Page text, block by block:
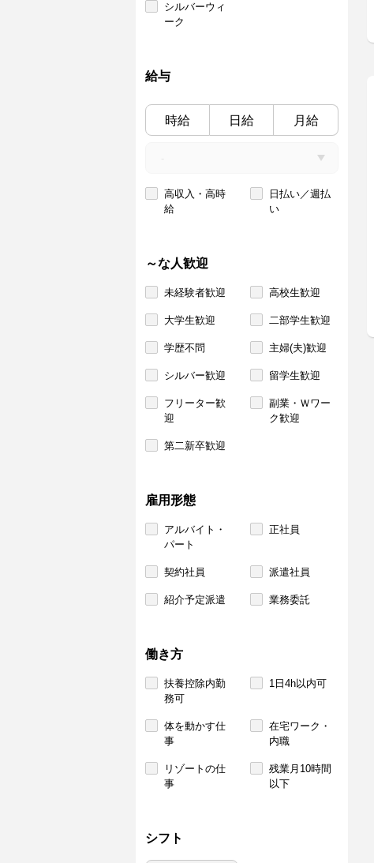
シルバーウィ
ーク
給与
時給 日給 月給
高収入・高時
給
日払い／週払
い
～な人歓迎
未経験者歓迎 高校生歓迎
大学生歓迎 二部学生歓迎
学歴不問 主婦(夫)歓迎
シルバー歓迎 留学生歓迎
フリーター歓
迎
副業・Ｗワー
ク歓迎
第二新卒歓迎
雇用形態
アルバイト・
パート
正社員
契約社員 派遣社員
紹介予定派遣 業務委託
働き方
扶養控除内勤
務可
1日4h以内可
体を動かす仕
事
在宅ワーク・
内職
リゾートの仕
事
残業月10時間
以下
シフト